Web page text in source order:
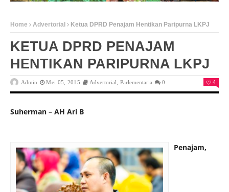
Home Advertorial Ketua DPRD Penajam Hentikan Paripurna LKPJ
KETUA DPRD PENAJAM
HENTIKAN PARIPURNA LKPJ
Admin Mei 05, 2015 Advertorial, Parlementaria 0 4
Suherman – AH Ari B
Penajam,